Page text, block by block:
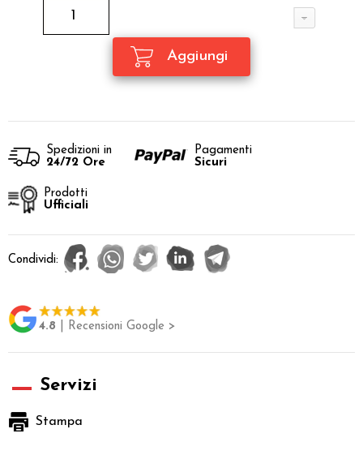
Spedizioni in
24/72 Ore
Pagamenti
Sicuri
Prodotti
Ufficiali
Condividi:
4.8 | Recensioni Google >
Servizi
Stampa